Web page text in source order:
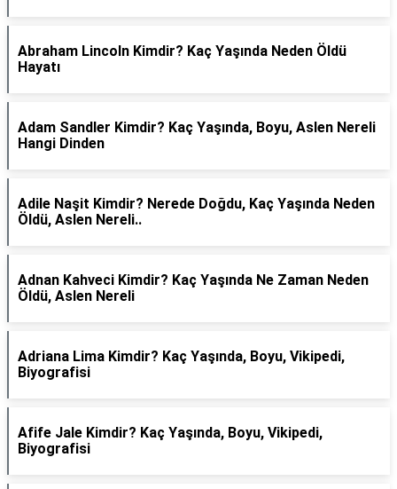
Abraham Lincoln Kimdir? Kaç Yaşında Neden Öldü
Hayatı
Adam Sandler Kimdir? Kaç Yaşında, Boyu, Aslen Nereli
Hangi Dinden
Adile Naşit Kimdir? Nerede Doğdu, Kaç Yaşında Neden
Öldü, Aslen Nereli..
Adnan Kahveci Kimdir? Kaç Yaşında Ne Zaman Neden
Öldü, Aslen Nereli
Adriana Lima Kimdir? Kaç Yaşında, Boyu, Vikipedi,
Biyografisi
Afife Jale Kimdir? Kaç Yaşında, Boyu, Vikipedi,
Biyografisi